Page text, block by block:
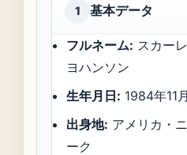
1 基本データ
フルネーム: スカー
ヨハンソン
生年月日: 1984年11
出身地: アメリカ・
ーク